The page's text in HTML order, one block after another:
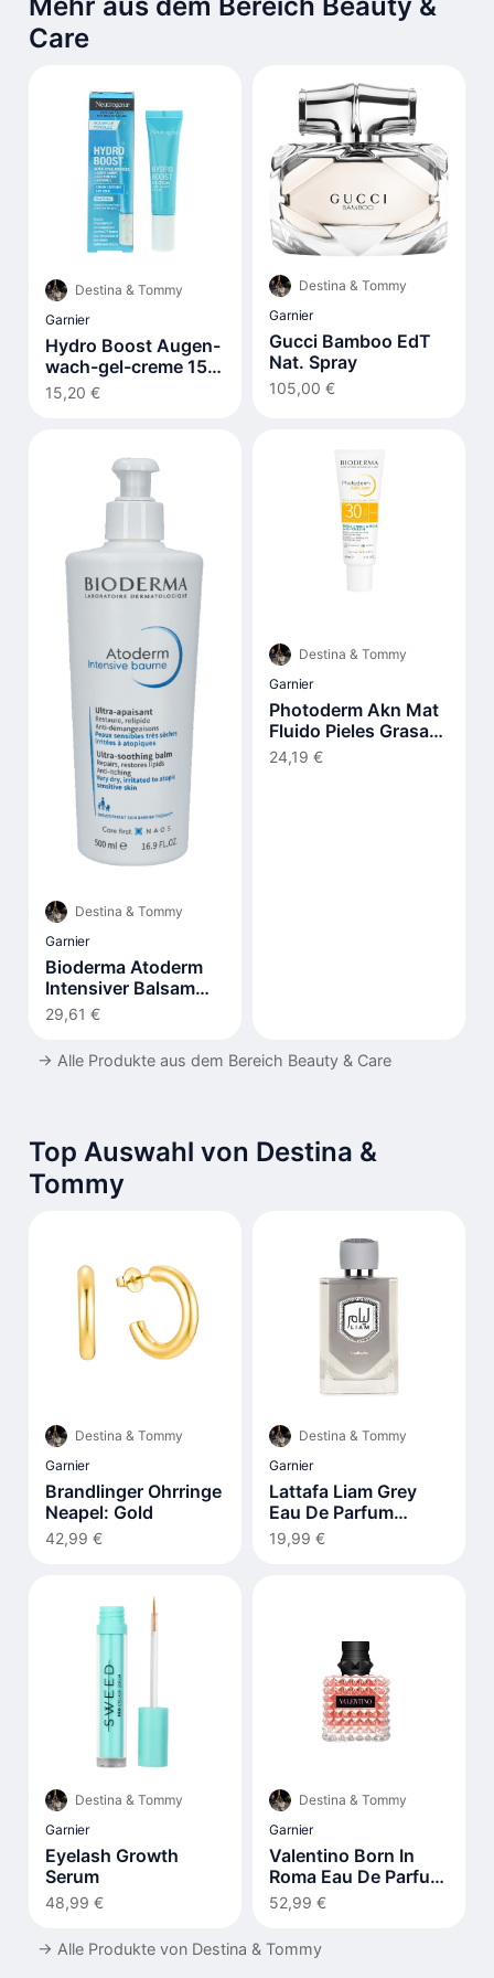
Care
Destina & Tommy
Garnier
Hydro Boost Augen-
wach-gel-creme 15
ml
15,20 €
Destina & Tommy
Garnier
Gucci Bamboo EdT
Nat. Spray
105,00 €
Destina & Tommy
Garnier
Bioderma Atoderm
Intensiver Balsam
500ml
29,61 €
Destina & Tommy
Garnier
Photoderm Akn Mat
Fluido Pieles Grasas
Y Acnéicas Spf30 40
24,19 €
→ Alle Produkte aus dem Bereich Beauty & Care
Top Auswahl von Destina &
Tommy
Destina & Tommy
Garnier
Brandlinger Ohrringe
Neapel: Gold
42,99 €
Destina & Tommy
Garnier
Lattafa Liam Grey
Eau De Parfum
100ml
19,99 €
Destina & Tommy
Garnier
Eyelash Growth
Serum
48,99 €
Destina & Tommy
Garnier
Valentino Born In
Roma Eau De Parfum
30ml
52,99 €
→ Alle Produkte von Destina & Tommy